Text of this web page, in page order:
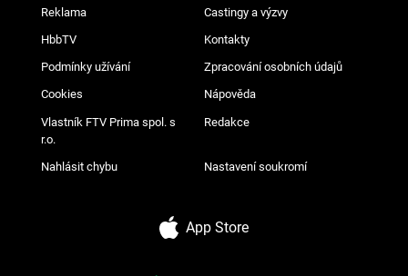
Reklama Castingy a výzvy
HbbTV Kontakty
Podmínky užívání Zpracování osobních údajů
Cookies Nápověda
Vlastník FTV Prima spol. s
r.o.
Redakce
Nahlásit chybu Nastavení soukromí
App Store